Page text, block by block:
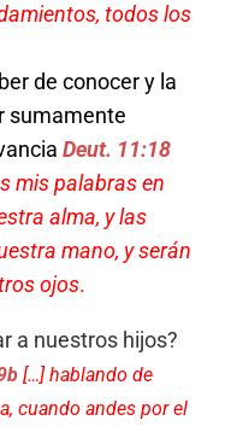
todos los
de conocer y la
sumamente
Deut. 11:18
mis palabras en
alma, y las
mano, y serán
ojos.
a nuestros hijos?
[…] hablando de
cuando andes por el